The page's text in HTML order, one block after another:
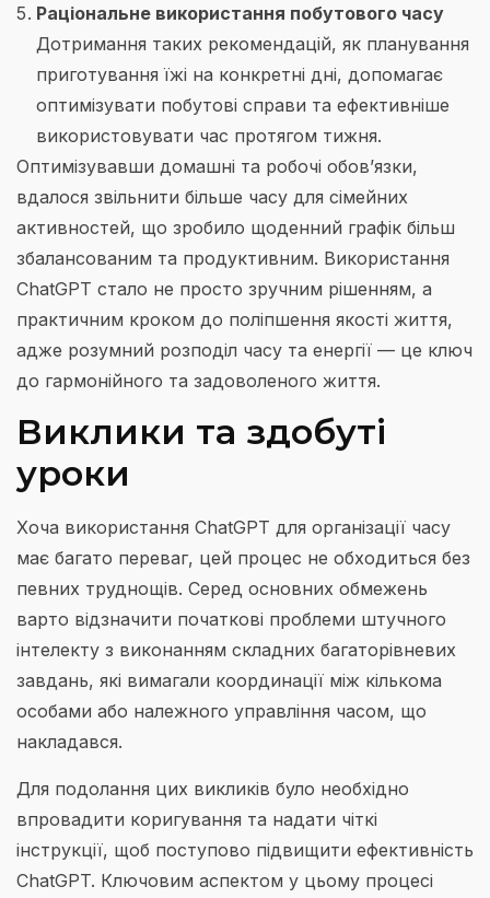
Раціональне використання побутового часу
Дотримання таких рекомендацій, як планування
приготування їжі на конкретні дні, допомагає
оптимізувати побутові справи та ефективніше
використовувати час протягом тижня.
Оптимізувавши домашні та робочі обов’язки,
вдалося звільнити більше часу для сімейних
активностей, що зробило щоденний графік більш
збалансованим та продуктивним. Використання
ChatGPT стало не просто зручним рішенням, а
практичним кроком до поліпшення якості життя,
адже розумний розподіл часу та енергії — це ключ
до гармонійного та задоволеного життя.
Виклики та здобуті
уроки
Хоча використання ChatGPT для організації часу
має багато переваг, цей процес не обходиться без
певних труднощів. Серед основних обмежень
варто відзначити початкові проблеми штучного
інтелекту з виконанням складних багаторівневих
завдань, які вимагали координації між кількома
особами або належного управління часом, що
накладався.
Для подолання цих викликів було необхідно
впровадити коригування та надати чіткі
інструкції, щоб поступово підвищити ефективність
ChatGPT. Ключовим аспектом у цьому процесі